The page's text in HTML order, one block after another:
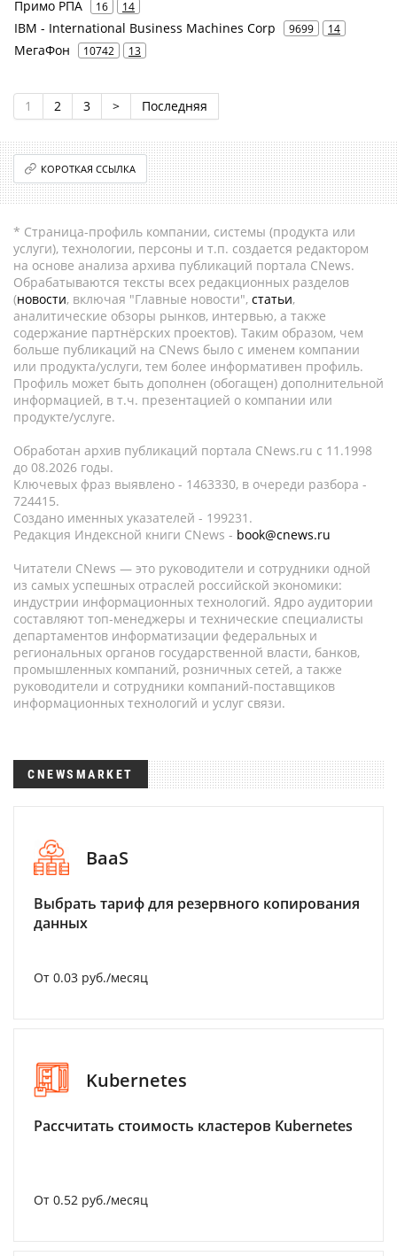
Примо РПА 16 14
IBM - International Business Machines Corp 9699 14
МегаФон 10742 13
1 2 3 > Последняя
КОРОТКАЯ ССЫЛКА
* Страница-профиль компании, системы (продукта или
услуги), технологии, персоны и т.п. создается редактором
на основе анализа архива публикаций портала CNews.
Обрабатываются тексты всех редакционных разделов
(новости, включая "Главные новости", статьи,
аналитические обзоры рынков, интервью, а также
содержание партнёрских проектов). Таким образом, чем
больше публикаций на CNews было с именем компании
или продукта/услуги, тем более информативен профиль.
Профиль может быть дополнен (обогащен) дополнительной
информацией, в т.ч. презентацией о компании или
продукте/услуге.
Обработан архив публикаций портала CNews.ru c 11.1998
до 08.2026 годы.
Ключевых фраз выявлено - 1463330, в очереди разбора -
724415.
Создано именных указателей - 199231.
Редакция Индексной книги CNews - book@cnews.ru
Читатели CNews — это руководители и сотрудники одной
из самых успешных отраслей российской экономики:
индустрии информационных технологий. Ядро аудитории
составляют топ-менеджеры и технические специалисты
департаментов информатизации федеральных и
региональных органов государственной власти, банков,
промышленных компаний, розничных сетей, а также
руководители и сотрудники компаний-поставщиков
информационных технологий и услуг связи.
CNEWSMARKET
BaaS
Выбрать тариф для резервного копирования
данных
От 0.03 руб./месяц
Kubernetes
Рассчитать стоимость кластеров Kubernetes
От 0.52 руб./месяц